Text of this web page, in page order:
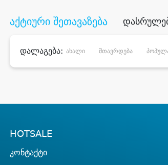
აქტიური შეთავაზება
დალაგება: ახალი მთავრდება
HOTSALE
კონტაქტი